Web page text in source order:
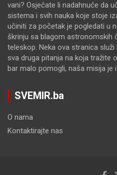
vani? Osjećate li nadahnuće da
sistema i svih nauka koje stoje
učiniti za početak je pogledati u
škrinju sa blagom astronomskih
teleskop. Neka ova stranica
sva druga pitanja na koja tražite
bar malo pomogli, naša misija je
SVEMIR.ba
O nama
Kontaktirajte nas